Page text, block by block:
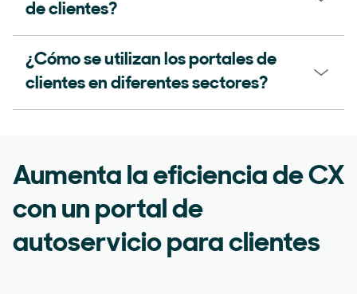
de clientes?
¿Cómo se utilizan los portales de
clientes en diferentes sectores?
Aumenta la eficiencia de CX
con un portal de
autoservicio para clientes